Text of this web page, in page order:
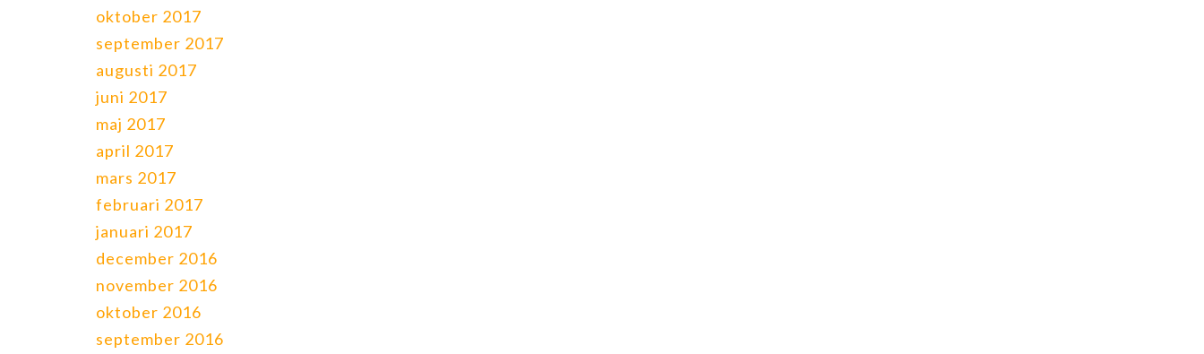
oktober 2017
september 2017
augusti 2017
juni 2017
maj 2017
april 2017
mars 2017
februari 2017
januari 2017
december 2016
november 2016
oktober 2016
september 2016